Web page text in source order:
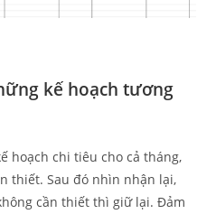
kế hoạch tương
hoạch chi tiêu cho cả tháng,
thiết. Sau đó nhìn nhận lại,
cần thiết thì giữ lại. Đảm